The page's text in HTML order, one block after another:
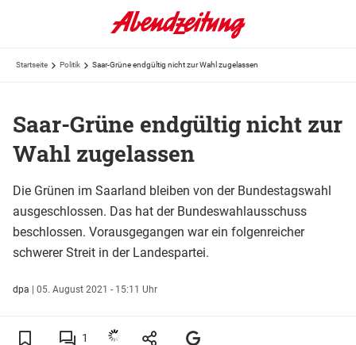
Startseite Politik Saar-Grüne endgültig nicht zur Wahl zugelassen
Saar-Grüne endgültig nicht zur
Wahl zugelassen
Die Grünen im Saarland bleiben von der Bundestagswahl
ausgeschlossen. Das hat der Bundeswahlausschuss
beschlossen. Vorausgegangen war ein folgenreicher
schwerer Streit in der Landespartei.
dpa | 05. August 2021 - 15:11 Uhr
1